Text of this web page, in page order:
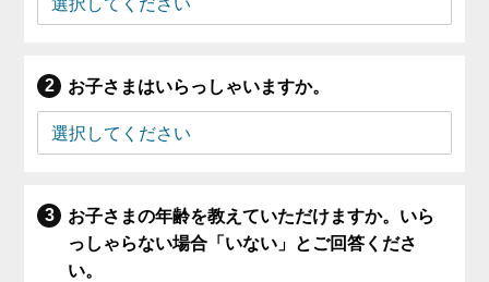
お子さまはいらっしゃいますか。
お子さまの年齢を教えていただけますか。いら
っしゃらない場合「いない」とご回答くださ
い。